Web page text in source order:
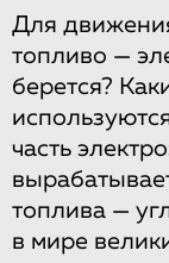
Для
топливо —
берется?
часть
топлива —
в мире